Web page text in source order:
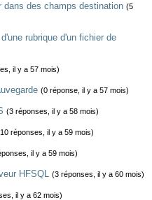
dans des champs destination (5
rubrique d'un fichier de
il y a 57 mois)
(0 réponse, il y a 57 mois)
(3 réponses, il y a 58 mois)
réponses, il y a 59 mois)
il y a 59 mois)
HFSQL (3 réponses, il y a 60 mois)
il y a 62 mois)